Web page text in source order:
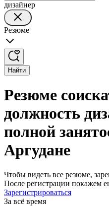
дизайнер
Резюме
Найти
Резюме
должность
полной
Аргудане
Чтобы видеть все резюме,
После регистрации покажем
Зарегистрироваться
За всё время